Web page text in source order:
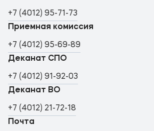
+7 (4012) 95-71-73
Приемная комиссия
+7 (4012) 95-69-89
Деканат СПО
+7 (4012) 91-92-03
Деканат ВО
+7 (4012) 21-72-18
Почта